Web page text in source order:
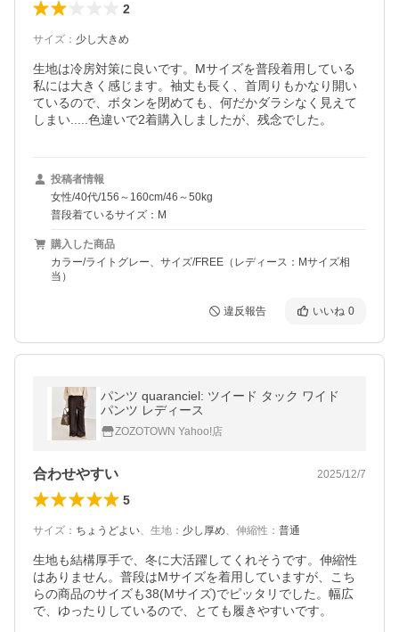
2
サイズ ： 少し大きめ
生地は冷房対策に良いです。Mサイズを普段着用している
私には大きく感じます。袖丈も長く、首周りもかなり開い
ているので、ボタンを閉めても、何だかダラシなく見えて
しまい.....色違いで2着購入しましたが、残念でした。
投稿者情報
女性/40代/156～160cm/46～50kg
普段着ているサイズ：M
購入した商品
カラー/ライトグレー、サイズ/FREE（レディース：Mサイズ相
当）
違反報告 いいね 0
パンツ quaranciel: ツイード タック ワイド
パンツ レディース
ZOZOTOWN Yahoo!店
合わせやすい 2025/12/7
5
サイズ ： ちょうどよい、 生地 ： 少し厚め、 伸縮性 ： 普通
生地も結構厚手で、冬に大活躍してくれそうです。伸縮性
はありません。普段はMサイズを着用していますが、こち
らの商品のサイズも38(Mサイズ)でピッタリでした。幅広
で、ゆったりしているので、とても履きやすいです。